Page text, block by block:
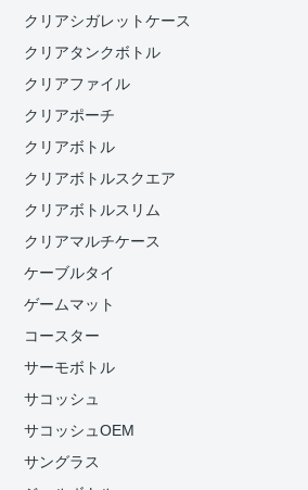
クリアシガレットケース
クリアタンクボトル
クリアファイル
クリアポーチ
クリアボトル
クリアボトルスクエア
クリアボトルスリム
クリアマルチケース
ケーブルタイ
ゲームマット
コースター
サーモボトル
サコッシュ
サコッシュOEM
サングラス